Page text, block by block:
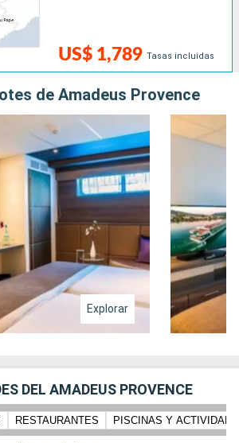
US$ 1,789 Tasas incluidas
de Amadeus Provence
Explorar
DEL AMADEUS PROVENCE
RESTAURANTES PISCINAS Y